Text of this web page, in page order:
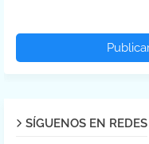
SÍGUENOS EN REDES